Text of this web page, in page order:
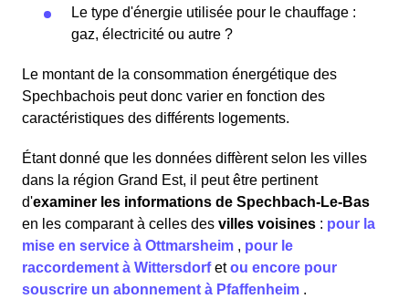
Le type d'énergie utilisée pour le chauffage :
gaz, électricité ou autre ?
Le montant de la consommation énergétique des
Spechbachois peut donc varier en fonction des
caractéristiques des différents logements.
Étant donné que les données diffèrent selon les villes
dans la région Grand Est, il peut être pertinent
d'examiner les informations de Spechbach-Le-Bas
en les comparant à celles des villes voisines : pour la
mise en service à Ottmarsheim , pour le
raccordement à Wittersdorfetou encore pour
souscrire un abonnement à Pfaffenheim .